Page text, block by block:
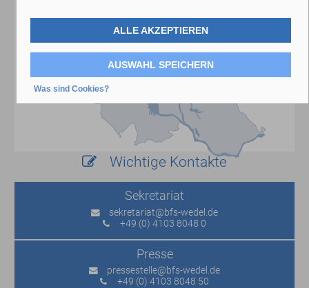
Wichtige Kontakte
Sekretariat
sekretariat@bfs-wedel.de
+49 (0) 4103 8048 0
Presse
pressestelle@bfs-wedel.de
+49 (0) 4103 8048 50
ALLE AKZEPTIEREN
AUSWAHL SPEICHERN
Was sind Cookies?